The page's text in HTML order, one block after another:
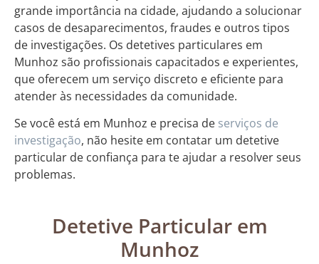
grande importância na cidade, ajudando a solucionar
casos de desaparecimentos, fraudes e outros tipos
de investigações. Os detetives particulares em
Munhoz são profissionais capacitados e experientes,
que oferecem um serviço discreto e eficiente para
atender às necessidades da comunidade.
Se você está em Munhoz e precisa de serviços de
investigação, não hesite em contatar um detetive
particular de confiança para te ajudar a resolver seus
problemas.
Detetive Particular em
Munhoz